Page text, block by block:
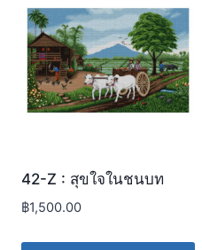
42-Z : สุขใจในชนบท
฿1,500.00